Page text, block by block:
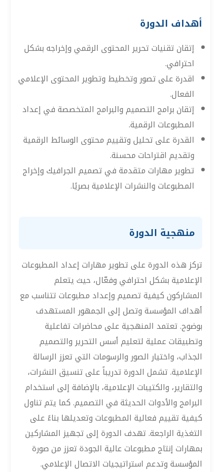
أهداف الدورة
إتقان تقنيات تحرير المحتوى الرقمي وإخراجه بشكل
احترافي.
اقدرة على تصور وتخطيط وتطوير المحتوى الإعلامي
الفعال.
إتقان برامج التصميم والبرامج المتخصصة في إعداد
المطبوعات الرقمية.
القدرة على تحليل وتقييم محتوى الوسائط الرقمية
وتقديم اقتراحات محسنة.
تطوير مهارات متقدمة في تصميم الجرافيك وإخراج
المطبوعات والنشرات الإعلامية بصريًا.
منهجية الدورة
تركز هذه الدورة على تطوير مهارات إعداد المطبوعات
الإعلامية بشكل احترافي وفعّال، حيث يتعلم
المشاركون كيفية تصميم وإعداد مطبوعات تتناسب مع
أهداف المؤسسة وتصل إلى الجمهور المستهدف
بوضوح. تعتمد المنهجية على محاضرات تفاعلية
وتطبيقات عملية لتعليم أسس التحرير والتصميم
الجذاب، واختيار الصور والرسومات التي تعزز الرسالة
الإعلامية. تشمل الدورة تدريباً على تنسيق النشرات،
والتقارير، والكتيبات الإعلامية، بالإضافة إلى استخدام
البرامج والأدوات الحديثة في التصميم. كما يتم تناول
كيفية تقييم فعالية المطبوعات وتعديلها بناءً على
التغذية الراجعة. تهدف الدورة إلى تجهيز المشاركين
بمهارات إنتاج مطبوعات عالية الجودة تعزز من صورة
المؤسسة وتدعم استراتيجيات الاتصال الإعلامي.